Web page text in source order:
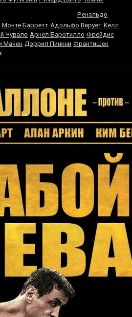
Ренальдо
Монте Барретт Адольфо Вирует Келл
Чувало Арнел Баротилло Фрейдис
Мачен Дэррил Пинкни Франтишек